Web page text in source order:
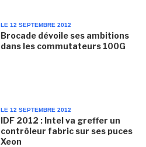
LE 12 SEPTEMBRE 2012
Brocade dévoile ses ambitions
dans les commutateurs 100G
LE 12 SEPTEMBRE 2012
IDF 2012 : Intel va greffer un
contrôleur fabric sur ses puces
Xeon